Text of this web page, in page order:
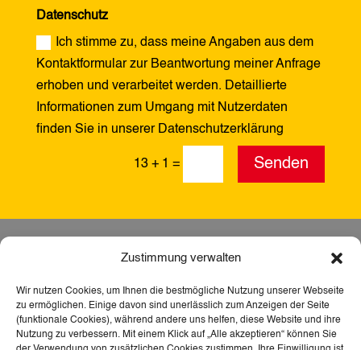
Zustimmung verwalten
Wir nutzen Cookies, um Ihnen die bestmögliche Nutzung unserer Webseite
zu ermöglichen. Einige davon sind unerlässlich zum Anzeigen der Seite
(funktionale Cookies), während andere uns helfen, diese Website und ihre
Nutzung zu verbessern. Mit einem Klick auf „Alle akzeptieren“ können Sie
Datenschutz
Ich stimme zu, dass meine Angaben aus dem
Kontaktformular zur Beantwortung meiner Anfrage
erhoben und verarbeitet werden. Detaillierte
Informationen zum Umgang mit Nutzerdaten
finden Sie in unserer Datenschutzerklärung
13 + 1 = Senden